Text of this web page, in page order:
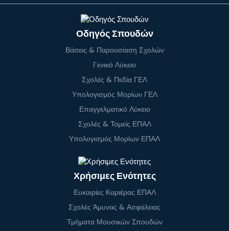
Οδηγός Σπουδών
Βάσεις & Παρουσίαση Σχολών
Γενικό Λύκειο
Σχολές & Πεδία ΓΕΛ
Υπολογισμός Μορίων ΓΕΛ
Επαγγελματικό Λύκειο
Σχολές & Τομείς ΕΠΑΛ
Υπολογισμός Μορίων ΕΠΑΛ
Χρήσιμες Ενότητες
Ευκαιρίες Καριέρας ΕΠΑΛ
Σχολές Άμυνας & Ασφάλειας
Τμήματα Μουσικών Σπουδών